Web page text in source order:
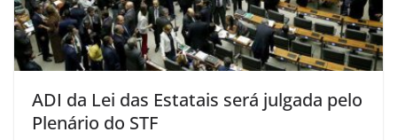
ADI da Lei das Estatais será julgada pelo
Plenário do STF